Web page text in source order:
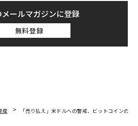
ールマガジンに登録
無料登録
産
「売り払え」米ドルへの警戒、ビットコインの「